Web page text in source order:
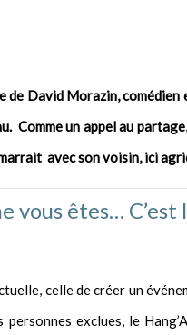
de David Morazin,
Comme un appel au
avec son voisin, ici
vous êtes…
celle de créer un
exclues, le